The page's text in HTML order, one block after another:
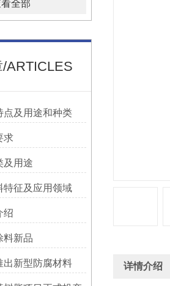
全部
ARTICLES
点及用途和种类
求
及用途
特征及应用领域
绍
料新品
出新型防腐材料 详情介绍